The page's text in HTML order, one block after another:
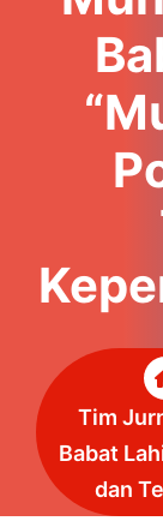
Tim
Babat
dan